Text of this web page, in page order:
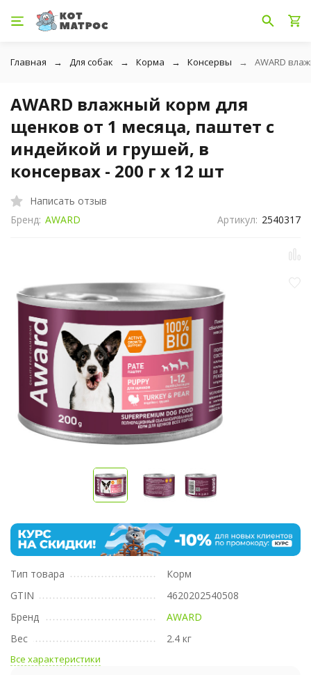
Главная Для собак Корма Консервы AWARD
AWARD влажный корм для
щенков от 1 месяца, паштет с
индейкой и грушей, в
консервах - 200 г х 12 шт
Написать отзыв
Бренд: AWARD Артикул: 2540317
Тип товара
Корм
GTIN
4620202540508
Бренд
AWARD
Вес
2.4 кг
Все характеристики